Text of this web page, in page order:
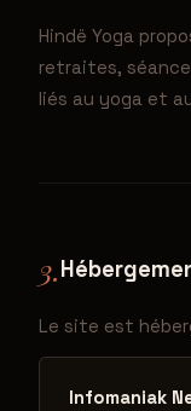
Hindë Yoga
retraites,
liés au yoga et
3.
Le site est
Infomaniak